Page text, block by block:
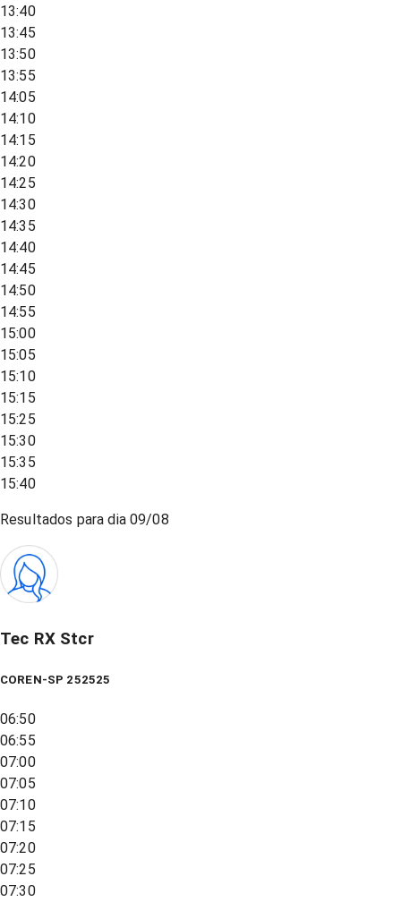
13:40
13:45
13:50
13:55
14:05
14:10
14:15
14:20
14:25
14:30
14:35
14:40
14:45
14:50
14:55
15:00
15:05
15:10
15:15
15:25
15:30
15:35
15:40
Resultados para dia09/08
Tec RX Stcr
COREN-SP 252525
06:50
06:55
07:00
07:05
07:10
07:15
07:20
07:25
07:30